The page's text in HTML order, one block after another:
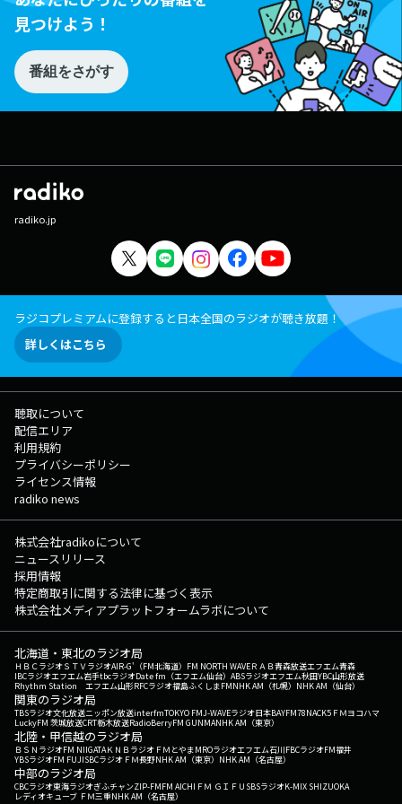
見つけよう！
番組をさがす
radiko.jp
ラジコプレミアムに登録すると日本全国のラジオが聴き放題！
詳しくはこちら
聴取について
配信エリア
利用規約
プライバシーポリシー
ライセンス情報
radiko news
株式会社radikoについて
ニュースリリース
採用情報
特定商取引に関する法律に基づく表示
株式会社メディアプラットフォームラボについて
北海道・東北のラジオ局
ＨＢＣラジオＳＴＶラジオAIR-G'（FM北海道） FM NORTH WAVEＲＡＢ青森放送エフエム青森
IBCラジオエフエム岩手tbcラジオDate fm（エフエム仙台） ABSラジオエフエム秋田YBC山形放送
Rhythm Station エフエム山形RFCラジオ福島ふくしまFMNHK AM（札幌） NHK AM（仙台）
関東のラジオ局
TBSラジオ文化放送ニッポン放送interfmTOKYO FMJ-WAVEラジオ日本BAYFM78NACK5 ＦＭヨコハマ
LuckyFM 茨城放送CRT栃木放送RadioBerryFM GUNMANHK AM（東京）
北陸・甲信越のラジオ局
ＢＳＮラジオFM NIIGATAＫＮＢラジオ ＦＭとやまMROラジオエフエム石川FBCラジオFM福井
YBSラジオFM FUJISBCラジオ ＦＭ長野NHK AM（東京） NHK AM（名古屋）
中部のラジオ局
CBCラジオ東海ラジオぎふチャンZIP-FMFM AICHI ＦＭ ＧＩＦＵ SBSラジオK-MIX SHIZUOKA
レディオキューブ ＦＭ三重NHK AM（名古屋）